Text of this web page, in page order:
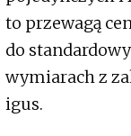
to przewagą
do
wymiarach z
igus.